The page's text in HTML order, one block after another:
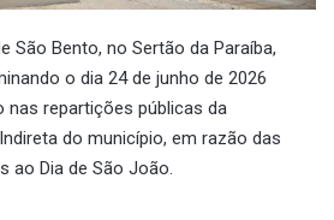
São Bento, no Sertão da Paraíba,
o dia 24 de junho de 2026
repartições públicas da
do município, em razão das
ao Dia de São João.